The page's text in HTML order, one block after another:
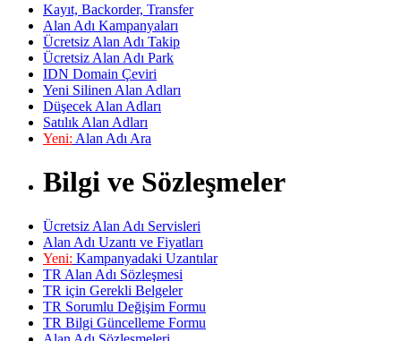
Kayıt, Backorder, Transfer
Alan Adı Kampanyaları
Ücretsiz Alan Adı Takip
Ücretsiz Alan Adı Park
IDN Domain Çeviri
Yeni Silinen Alan Adları
Düşecek Alan Adları
Satılık Alan Adları
Yeni: Alan Adı Ara
Bilgi ve Sözleşmeler
Ücretsiz Alan Adı Servisleri
Alan Adı Uzantı ve Fiyatları
Yeni: Kampanyadaki Uzantılar
TR Alan Adı Sözleşmesi
TR için Gerekli Belgeler
TR Sorumlu Değişim Formu
TR Bilgi Güncelleme Formu